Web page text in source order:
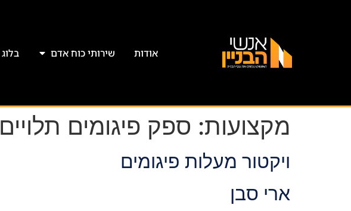
אודות שירותי כוח אדם בלוג
מקצועות: ספק פיגומים תלויים
ויקטור מעלות פיגומים
ארי סבן